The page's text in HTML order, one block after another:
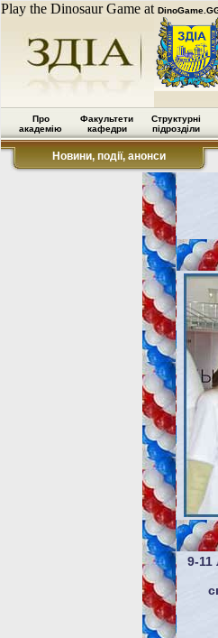
Play the Dinosaur Game at
Про
академію
Факультети
кафедри
Структурні
підрозділи
Новини, події, анонси
9-11